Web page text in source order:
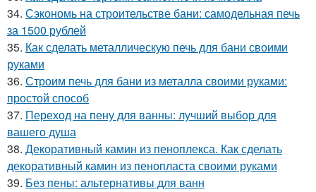
34. Сэкономь на строительстве бани: самодельная печь
за 1500 рублей
35. Как сделать металлическую печь для бани своими
руками
36. Строим печь для бани из металла своими руками:
простой способ
37. Переход на пену для ванны: лучший выбор для
вашего душа
38. Декоративный камин из пеноплекса. Как сделать
декоративный камин из пенопласта своими руками
39. Без пены: альтернативы для ванн